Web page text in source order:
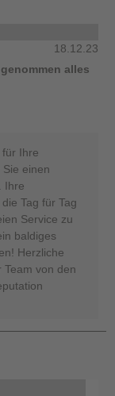
18.12.23
alles
Ihre
einen
Ihre
Tag für Tag
Service zu
baldiges
Herzliche
von den